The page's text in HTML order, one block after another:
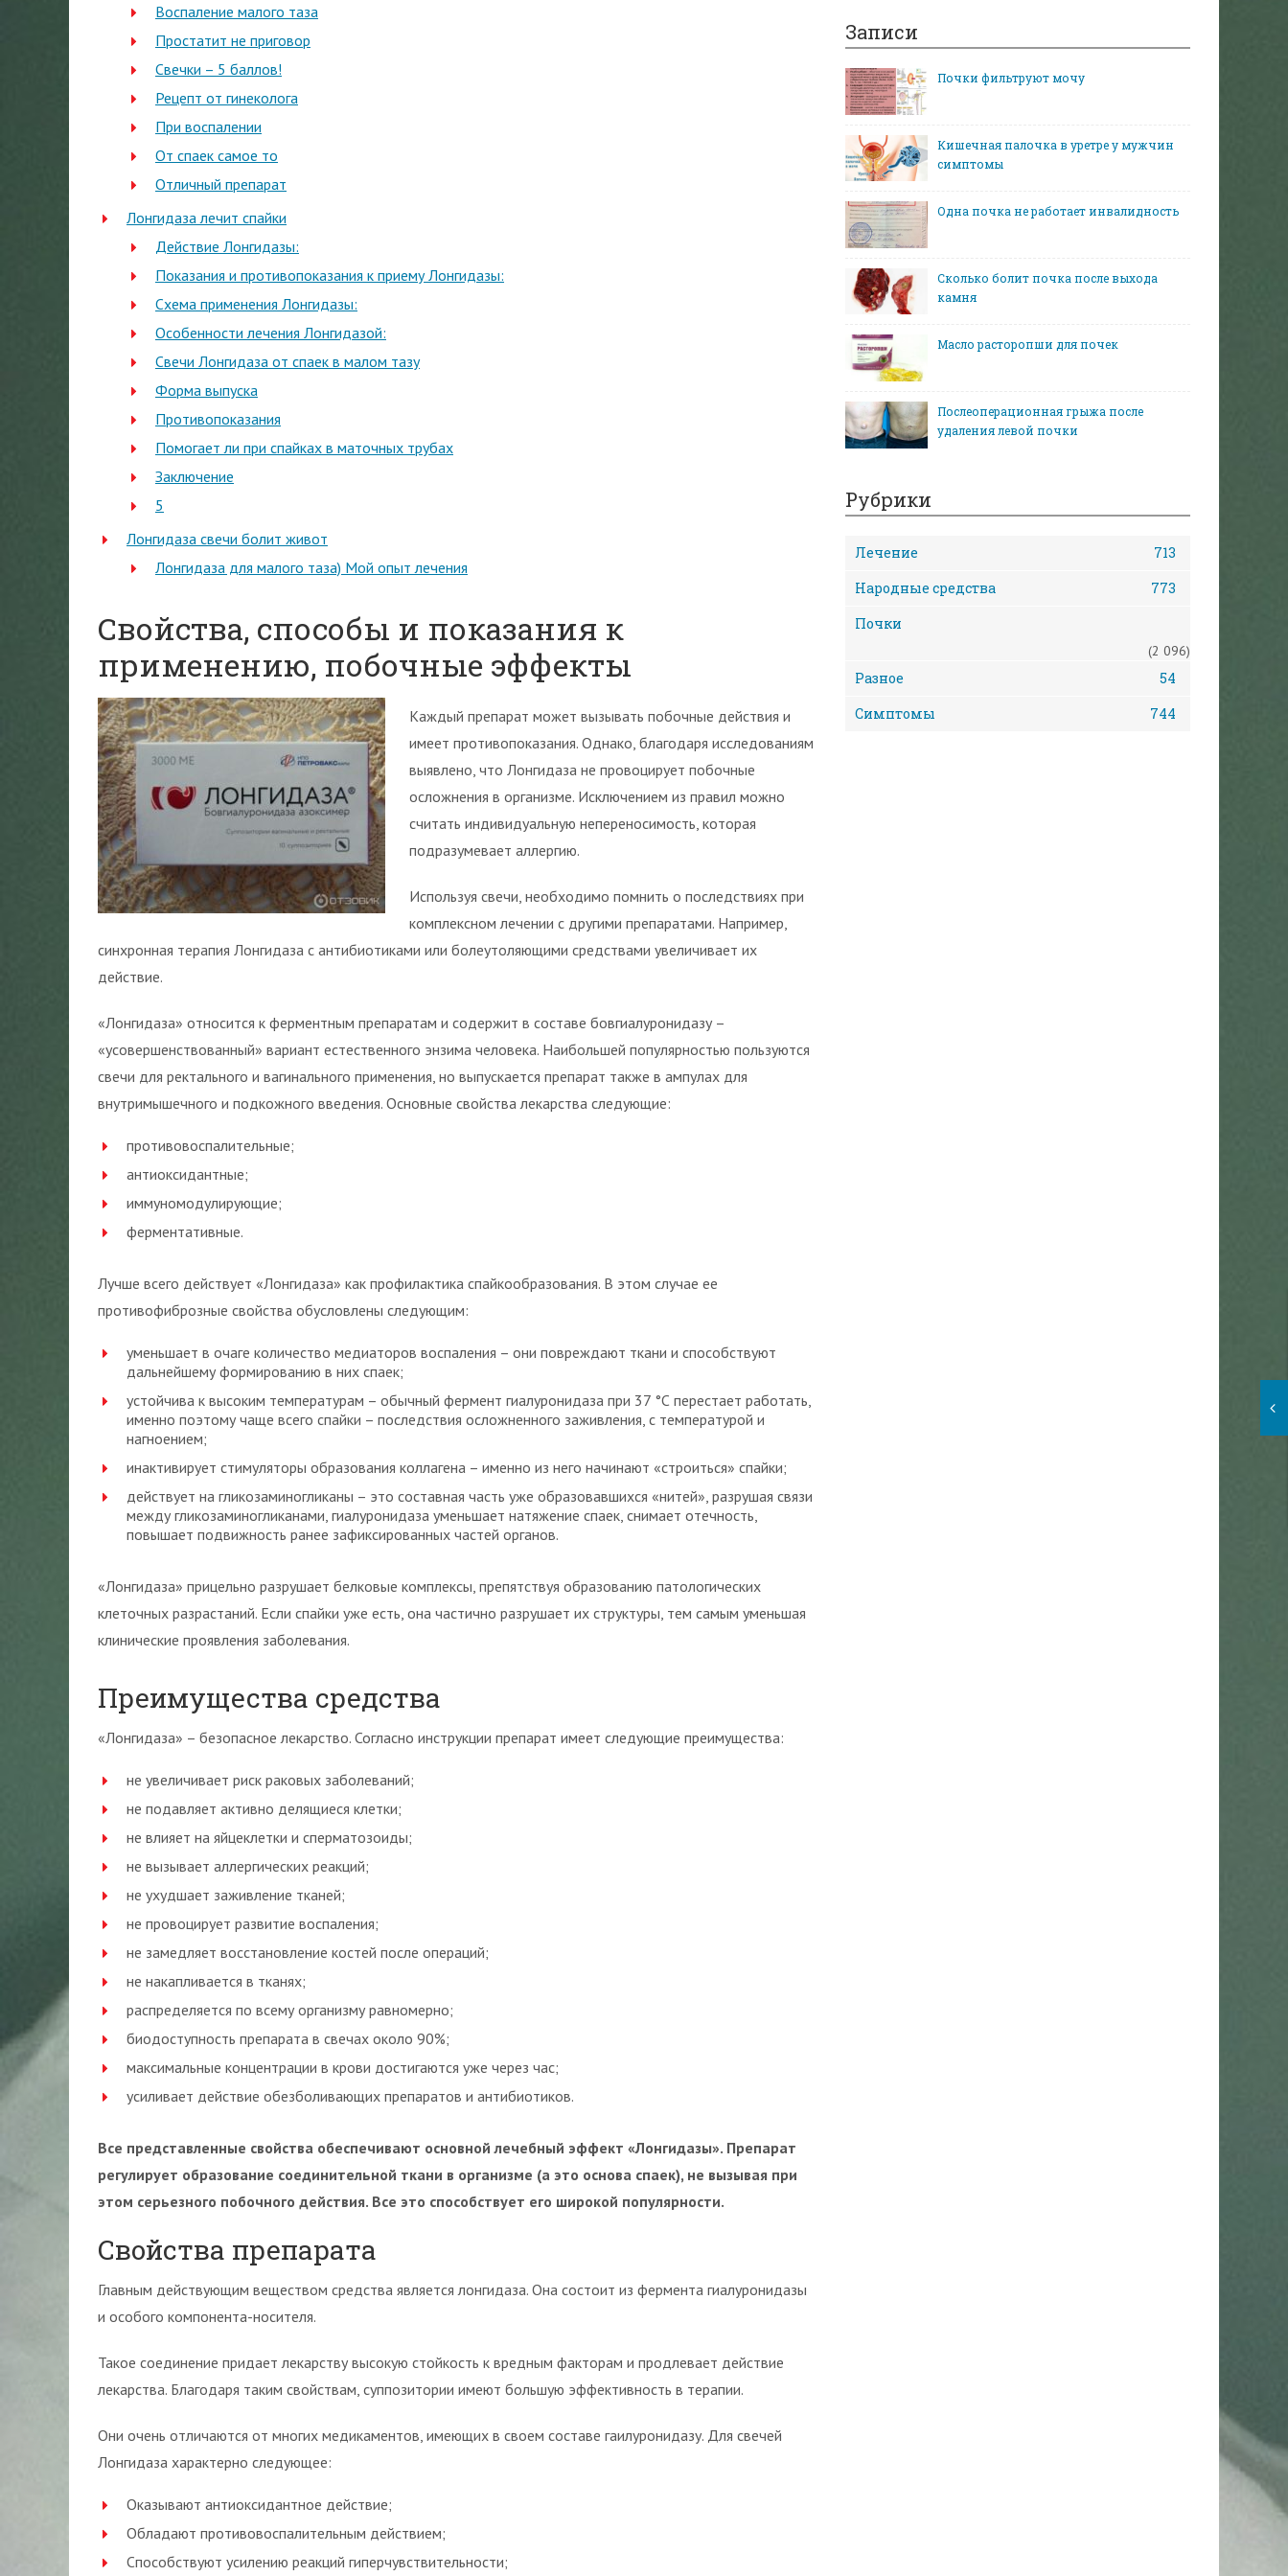
Воспаление малого таза
Простатит не приговор
Свечки – 5 баллов!
Рецепт от гинеколога
При воспалении
От спаек самое то
Отличный препарат
Лонгидаза лечит спайки
Действие Лонгидазы:
Показания и противопоказания к приему Лонгидазы:
Схема применения Лонгидазы:
Особенности лечения Лонгидазой:
Свечи Лонгидаза от спаек в малом тазу
Форма выпуска
Противопоказания
Помогает ли при спайках в маточных трубах
Заключение
5
Лонгидаза свечи болит живот
Лонгидаза для малого таза) Мой опыт лечения
Свойства, способы и показания к
применению, побочные эффекты
Каждый препарат может вызывать побочные действия и
имеет противопоказания. Однако, благодаря исследованиям
выявлено, что Лонгидаза не провоцирует побочные
осложнения в организме. Исключением из правил можно
считать индивидуальную непереносимость, которая
подразумевает аллергию.
Используя свечи, необходимо помнить о последствиях при
комплексном лечении с другими препаратами. Например,
синхронная терапия Лонгидаза с антибиотиками или болеутоляющими средствами увеличивает их
действие.
«Лонгидаза» относится к ферментным препаратам и содержит в составе бовгиалуронидазу –
«усовершенствованный» вариант естественного энзима человека. Наибольшей популярностью пользуются
свечи для ректального и вагинального применения, но выпускается препарат также в ампулах для
внутримышечного и подкожного введения. Основные свойства лекарства следующие:
противовоспалительные;
антиоксидантные;
иммуномодулирующие;
ферментативные.
Лучше всего действует «Лонгидаза» как профилактика спайкообразования. В этом случае ее
противофиброзные свойства обусловлены следующим:
уменьшает в очаге количество медиаторов воспаления – они повреждают ткани и способствуют
дальнейшему формированию в них спаек;
устойчива к высоким температурам – обычный фермент гиалуронидаза при 37 °С перестает работать,
именно поэтому чаще всего спайки – последствия осложненного заживления, с температурой и
нагноением;
инактивирует стимуляторы образования коллагена – именно из него начинают «строиться» спайки;
действует на гликозаминогликаны – это составная часть уже образовавшихся «нитей», разрушая связи
между гликозаминогликанами, гиалуронидаза уменьшает натяжение спаек, снимает отечность,
повышает подвижность ранее зафиксированных частей органов.
«Лонгидаза» прицельно разрушает белковые комплексы, препятствуя образованию патологических
клеточных разрастаний. Если спайки уже есть, она частично разрушает их структуры, тем самым уменьшая
клинические проявления заболевания.
Преимущества средства
«Лонгидаза» – безопасное лекарство. Согласно инструкции препарат имеет следующие преимущества:
не увеличивает риск раковых заболеваний;
не подавляет активно делящиеся клетки;
не влияет на яйцеклетки и сперматозоиды;
не вызывает аллергических реакций;
не ухудшает заживление тканей;
не провоцирует развитие воспаления;
не замедляет восстановление костей после операций;
не накапливается в тканях;
распределяется по всему организму равномерно;
биодоступность препарата в свечах около 90%;
максимальные концентрации в крови достигаются уже через час;
усиливает действие обезболивающих препаратов и антибиотиков.
Все представленные свойства обеспечивают основной лечебный эффект «Лонгидазы». Препарат
регулирует образование соединительной ткани в организме (а это основа спаек), не вызывая при
этом серьезного побочного действия. Все это способствует его широкой популярности.
Свойства препарата
Главным действующим веществом средства является лонгидаза. Она состоит из фермента гиалуронидазы
и особого компонента-носителя.
Такое соединение придает лекарству высокую стойкость к вредным факторам и продлевает действие
лекарства. Благодаря таким свойствам, суппозитории имеют большую эффективность в терапии.
Они очень отличаются от многих медикаментов, имеющих в своем составе гаилуронидазу. Для свечей
Лонгидаза характерно следующее:
Оказывают антиоксидантное действие;
Обладают противовоспалительным действием;
Способствуют усилению реакций гиперчувствительности;
Записи
Почки фильтруют мочу
Кишечная палочка в уретре у мужчин
симптомы
Одна почка не работает инвалидность
Сколько болит почка после выхода
камня
Масло расторопши для почек
Послеоперационная грыжа после
удаления левой почки
Рубрики
Лечение
713
Народные средства
773
Почки
(2 096)
Разное
54
Симптомы
744